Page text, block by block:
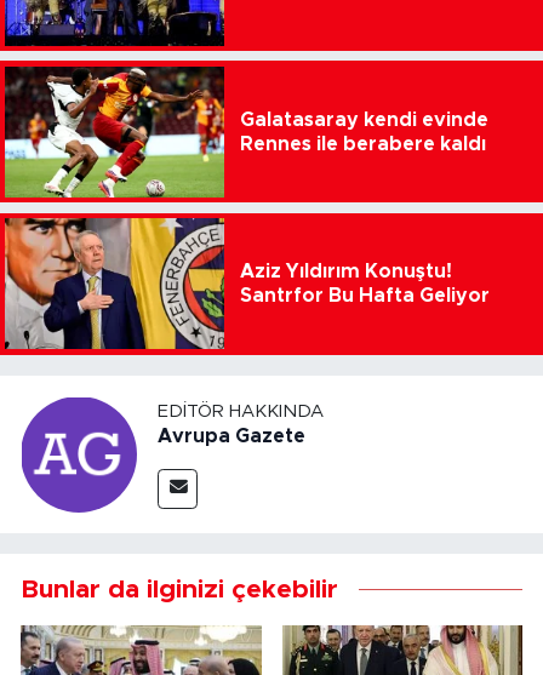
Galatasaray kendi evinde
Rennes ile berabere kaldı
Aziz Yıldırım Konuştu!
Santrfor Bu Hafta Geliyor
EDITÖR HAKKINDA
Avrupa Gazete
Bunlar da ilginizi çekebilir